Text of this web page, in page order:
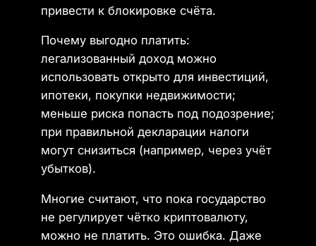
привести к блокировке счёта.
Почему выгодно платить:
легализованный доход можно
использовать открыто для инвестиций,
ипотеки, покупки недвижимости;
меньше риска попасть под подозрение;
при правильной декларации налоги
могут снизиться (например, через учёт
убытков).
Многие считают, что пока государство
не регулирует чётко криптовалюту,
можно не платить. Это ошибка. Даже